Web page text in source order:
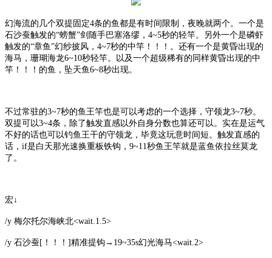
幻海流的几个双提固定4条的鱼都是有时间限制，夜晚就两个。一个是
石沙蚕触发的“螃蟹”剑随手巴塞洛缪，4~5秒的轻竿。另外一个是磷虾
触发的“章鱼”幻纱披风，4~7秒的中竿！！！。还有一个是黄昏出现的
海马，珊瑚海龙6~10秒轻竿。以及一个超级稀有的同样黄昏出现的中
竿！！！的鱼，坠天鱼6~8秒出现。
不过常驻的3~7秒的鱼王竿也是可以考虑的一个选择，守领龙3~7秒。
双提可以3~4条，除了触发直感以外自身分数也算还可以。实在是运气
不好的话也可以钓鱼王干的守领龙，毕竟这玩意时间短。触发直感的
话，if是白天那光速换重板铁钩，9~11秒鱼王竿就是蓝鱼依拉丝莫龙
了。
宏↓
/y 梅尔托尔海峡北<wait.1.5>
/y 石沙蚕[！！！]精准提钩→19~35s幻光海马<wait.2>